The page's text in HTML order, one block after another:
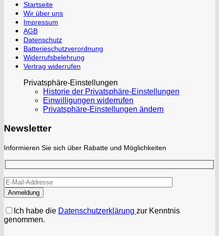
Startseite
Wir über uns
Impressum
AGB
Datenschutz
Batterieschutzverordnung
Widerrufsbelehrung
Vertrag widerrufen
Privatsphäre-Einstellungen
Historie der Privatsphäre-Einstellungen
Einwilligungen widerrufen
Privatsphäre-Einstellungen ändern
Newsletter
Informieren Sie sich über Rabatte und Möglichkeiten
Ich habe die Datenschutzerklärung zur Kenntnis
genommen.